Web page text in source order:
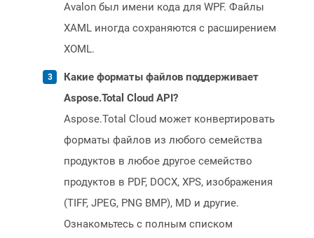
Avalon был имени кода для WPF. Файлы
XAML иногда сохраняются с расширением
XOML.
Какие форматы файлов поддерживает
Aspose.Total Cloud API?
Aspose.Total Cloud может конвертировать
форматы файлов из любого семейства
продуктов в любое другое семейство
продуктов в PDF, DOCX, XPS, изображения
(TIFF, JPEG, PNG BMP), MD и другие.
Ознакомьтесь с полным списком